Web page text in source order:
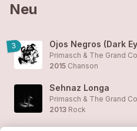
Neu
3 Ojos Negros (Dark
Primasch & The Grand
2015 Chanson
Sehnaz Longa
Primasch & The Grand
2013 Rock